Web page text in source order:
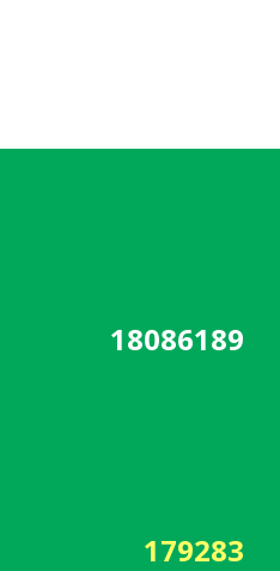
18086189
179283